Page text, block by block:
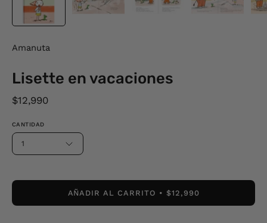
Amanuta
Lisette en vacaciones
$12,990
CANTIDAD
1
AÑADIR AL CARRITO $12,990